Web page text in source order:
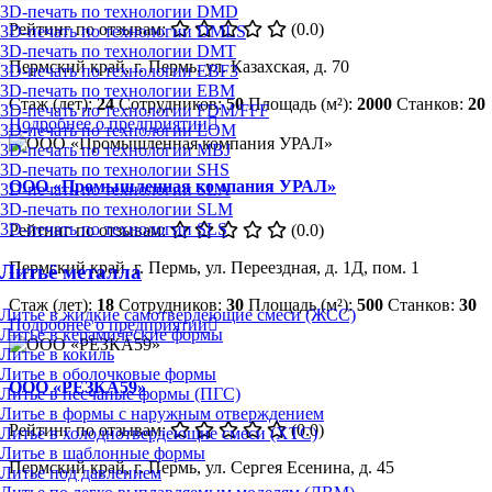
3D-печать по технологии DMD
3D-печать по технологии DMLS
3D-печать по технологии DMT
3D-печать по технологии EBF3
3D-печать по технологии EBM
3D-печать по технологии FDM/FFF
3D-печать по технологии LOM
3D-печать по технологии MBJ
3D-печать по технологии SHS
3D-печать по технологии SLA
3D-печать по технологии SLM
3D-печать по технологии SLS
Литьё металла
Литье в жидкие самотвердеющие смеси (ЖСС)
Литье в керамические формы
Литье в кокиль
Литье в оболочковые формы
Литье в песчаные формы (ПГС)
Литье в формы с наружным отверждением
Литье в холоднотвердеющие смеси (ХТС)
Литье в шаблонные формы
Литье под давлением
Рейтинг по отзывам:
(0.0)
Пермский край, г. Пермь, ул. Казахская, д. 70
Стаж (лет):24 Сотрудников:50 Площадь (м²): 2000 Станков: 20
Подробнее о предприятии
ООО «Промышленная компания УРАЛ»
Рейтинг по отзывам:
(0.0)
Пермский край, г. Пермь, ул. Переездная, д. 1Д, пом. 1
Стаж (лет): 18 Сотрудников: 30 Площадь (м²): 500 Станков: 30
Подробнее о предприятии
ООО «РЕЗКА59»
Рейтинг по отзывам:
(0.0)
Пермский край, г. Пермь, ул. Сергея Есенина, д. 45